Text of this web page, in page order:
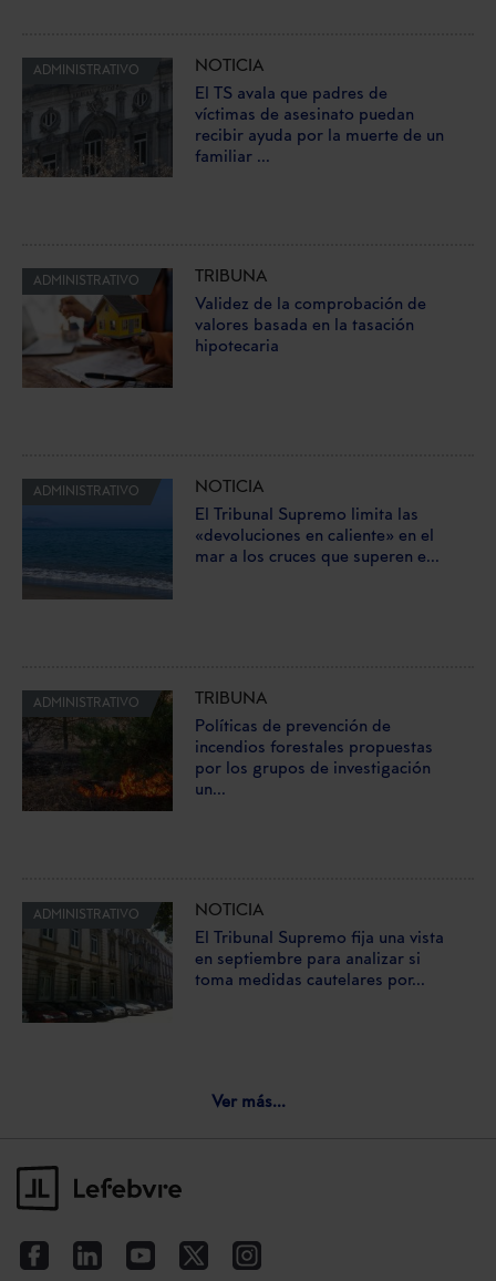
ADMINISTRATIVO
NOTICIA
El TS avala que padres de
víctimas de asesinato puedan
recibir ayuda por la muerte de un
familiar ...
ADMINISTRATIVO
TRIBUNA
Validez de la comprobación de
valores basada en la tasación
hipotecaria
ADMINISTRATIVO
NOTICIA
El Tribunal Supremo limita las
«devoluciones en caliente» en el
mar a los cruces que superen e...
ADMINISTRATIVO
TRIBUNA
Políticas de prevención de
incendios forestales propuestas
por los grupos de investigación
un...
ADMINISTRATIVO
NOTICIA
El Tribunal Supremo fija una vista
en septiembre para analizar si
toma medidas cautelares por...
Ver más...